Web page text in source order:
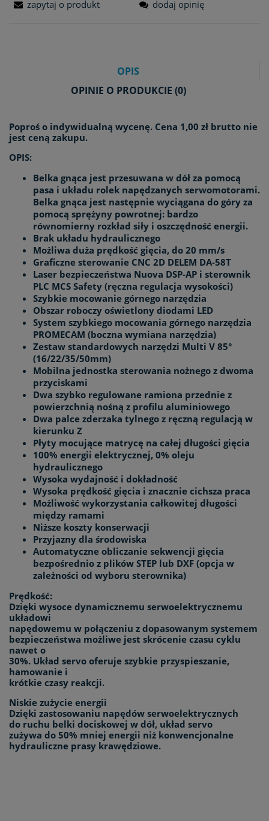
zapytaj o produkt dodaj opinię
OPIS
OPINIE O PRODUKCIE (0)
Poproś o indywidualną wycenę. Cena 1,00 zł brutto nie
jest ceną zakupu.
OPIS:
Belka gnąca jest przesuwana w dół za pomocą
pasa i układu rolek napędzanych serwomotorami.
Belka gnąca jest następnie wyciągana do góry za
pomocą sprężyny powrotnej: bardzo
równomierny rozkład siły i oszczędność energii.
Brak układu hydraulicznego
Możliwa duża prędkość gięcia, do 20 mm/s
Graficzne sterowanie CNC 2D DELEM DA-58T
Laser bezpieczeństwa Nuova DSP-AP i sterownik
PLC MCS Safety (ręczna regulacja wysokości)
Szybkie mocowanie górnego narzędzia
Obszar roboczy oświetlony diodami LED
System szybkiego mocowania górnego narzędzia
PROMECAM (boczna wymiana narzędzia)
Zestaw standardowych narzędzi Multi V 85°
(16/22/35/50mm)
Mobilna jednostka sterowania nożnego z dwoma
przyciskami
Dwa szybko regulowane ramiona przednie z
powierzchnią nośną z profilu aluminiowego
Dwa palce zderzaka tylnego z ręczną regulacją w
kierunku Z
Płyty mocujące matrycę na całej długości gięcia
100% energii elektrycznej, 0% oleju
hydraulicznego
Wysoka wydajność i dokładność
Wysoka prędkość gięcia i znacznie cichsza praca
Możliwość wykorzystania całkowitej długości
między ramami
Niższe koszty konserwacji
Przyjazny dla środowiska
Automatyczne obliczanie sekwencji gięcia
bezpośrednio z plików STEP lub DXF (opcja w
zależności od wyboru sterownika)
Prędkość:
Dzięki wysoce dynamicznemu serwoelektrycznemu
układowi
napędowemu w połączeniu z dopasowanym systemem
bezpieczeństwa możliwe jest skrócenie czasu cyklu
nawet o
30%. Układ servo oferuje szybkie przyspieszanie,
hamowanie i
krótkie czasy reakcji.
Niskie zużycie energii
Dzięki zastosowaniu napędów serwoelektrycznych
do ruchu belki dociskowej w dół, układ servo
zużywa do 50% mniej energii niż konwencjonalne
hydrauliczne prasy krawędziowe.